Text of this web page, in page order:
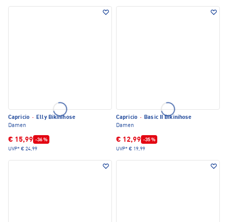
Capricio · Elly Bikinihose
Damen
€ 15,99 -36 %
UVP* € 24,99
Capricio · Basic II Bikinihose
Damen
€ 12,99 -35 %
UVP* € 19,99